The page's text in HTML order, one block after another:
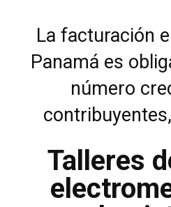
La facturación
Panamá es
número
Talleres